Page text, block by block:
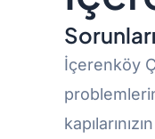
İçerenköy